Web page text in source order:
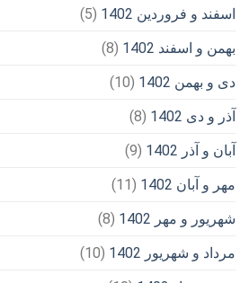
اسفند و فروردین 1402
(5)
بهمن و اسفند 1402
(8)
دی و بهمن 1402
(10)
آذر و دی 1402
(8)
آبان و آذر 1402
(9)
مهر و آبان 1402
(11)
شهریور و مهر 1402
(8)
مرداد و شهریور 1402
(10)